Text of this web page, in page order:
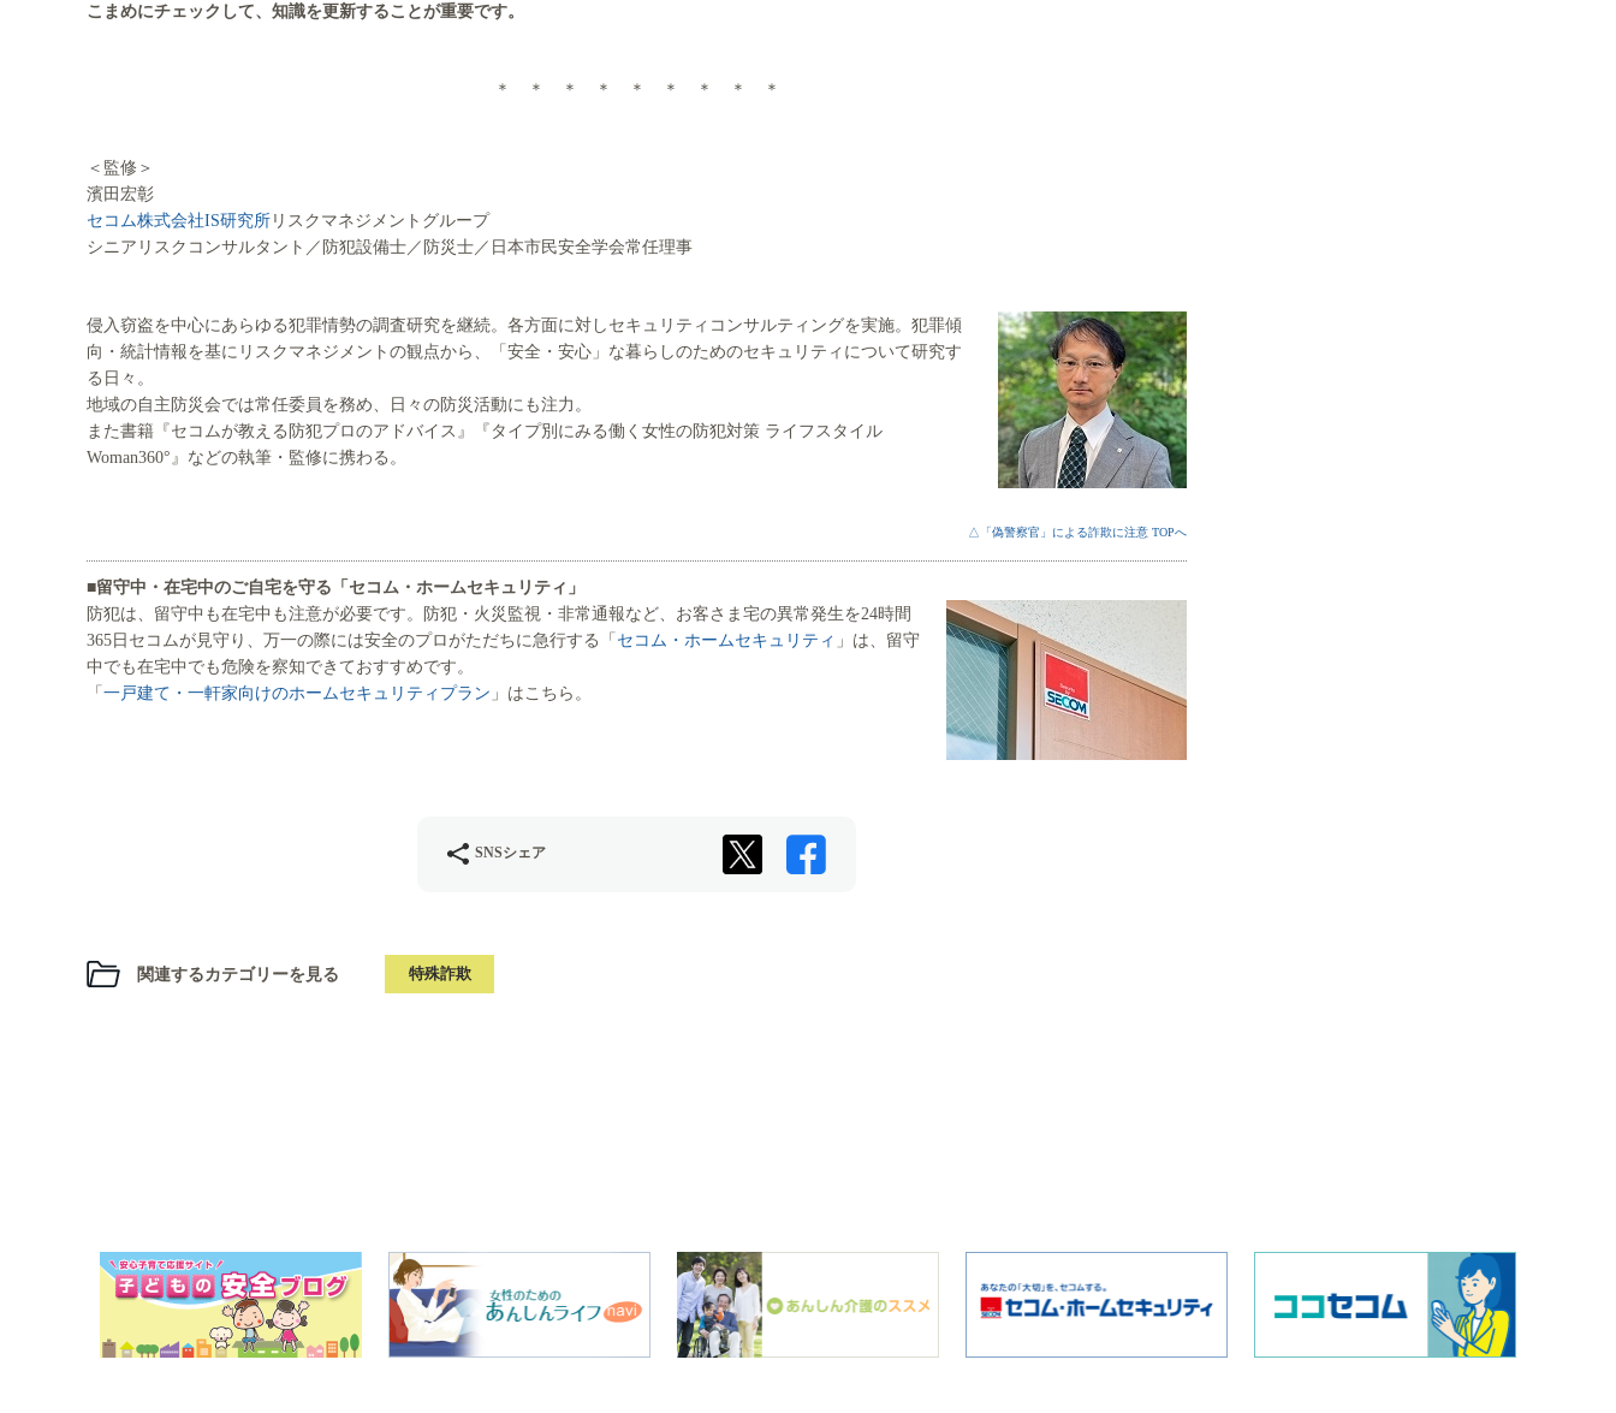
こまめにチェックして、知識を更新することが重要です。
＊ ＊ ＊ ＊ ＊ ＊ ＊ ＊ ＊
＜監修＞
濱田宏彰
セコム株式会社IS研究所リスクマネジメントグループ
シニアリスクコンサルタント／防犯設備士／防災士／日本市民安全学会常任理事
侵入窃盗を中心にあらゆる犯罪情勢の調査研究を継続。各方面に対しセキュリティコンサルティングを実施。犯罪傾
向・統計情報を基にリスクマネジメントの観点から、「安全・安心」な暮らしのためのセキュリティについて研究す
る日々。
地域の自主防災会では常任委員を務め、日々の防災活動にも注力。
また書籍『セコムが教える防犯プロのアドバイス』『タイプ別にみる働く女性の防犯対策 ライフスタイル
Woman360°』などの執筆・監修に携わる。
△「偽警察官」による詐欺に注意 TOPへ
■留守中・在宅中のご自宅を守る「セコム・ホームセキュリティ」
防犯は、留守中も在宅中も注意が必要です。防犯・火災監視・非常通報など、お客さま宅の異常発生を24時間
365日セコムが見守り、万一の際には安全のプロがただちに急行する「 セコム・ホームセキュリティ 」は、留守
中でも在宅中でも危険を察知できておすすめです。
「 一戸建て・一軒家向けのホームセキュリティプラン 」はこちら。
SNSシェア
関連するカテゴリーを見る 特殊詐欺